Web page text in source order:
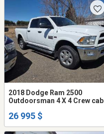
2018 Dodge Ram 2500
Outdoorsman 4 X 4 Crew cab
26 995 $